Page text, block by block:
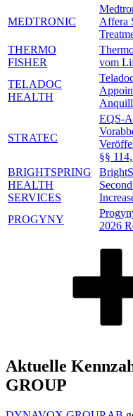
MEDTRONIC
Affera
THERMO
FISHER
vom
TELADOC
HEALTH
STRATEC
EQS-
§§
BRIGHTSPRING
HEALTH
SERVICES
PROGYNY
2026
Aktuelle
GROUP